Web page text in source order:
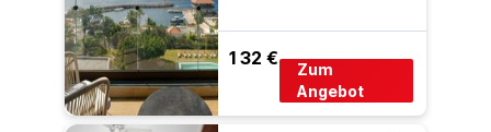
132 €
Zum
Angebot